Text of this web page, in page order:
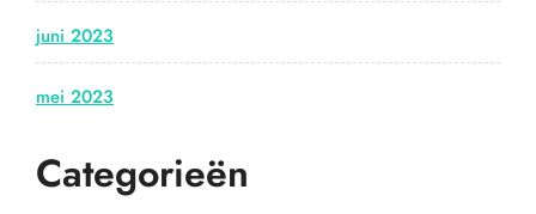
juni 2023
mei 2023
Categorieën